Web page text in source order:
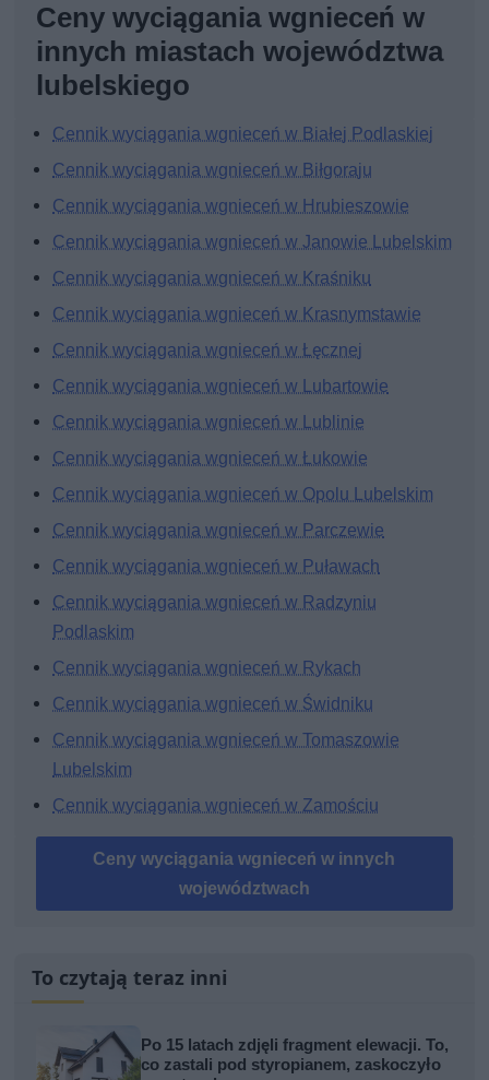
Ceny wyciągania wgnieceń w
innych miastach województwa
lubelskiego
Cennik wyciągania wgnieceń w Białej Podlaskiej
Cennik wyciągania wgnieceń w Biłgoraju
Cennik wyciągania wgnieceń w Hrubieszowie
Cennik wyciągania wgnieceń w Janowie Lubelskim
Cennik wyciągania wgnieceń w Kraśniku
Cennik wyciągania wgnieceń w Krasnymstawie
Cennik wyciągania wgnieceń w Łęcznej
Cennik wyciągania wgnieceń w Lubartowie
Cennik wyciągania wgnieceń w Lublinie
Cennik wyciągania wgnieceń w Łukowie
Cennik wyciągania wgnieceń w Opolu Lubelskim
Cennik wyciągania wgnieceń w Parczewie
Cennik wyciągania wgnieceń w Puławach
Cennik wyciągania wgnieceń w Radzyniu
Podlaskim
Cennik wyciągania wgnieceń w Rykach
Cennik wyciągania wgnieceń w Świdniku
Cennik wyciągania wgnieceń w Tomaszowie
Lubelskim
Cennik wyciągania wgnieceń w Zamościu
Ceny wyciągania wgnieceń w innych
województwach
To czytają teraz inni
Po 15 latach zdjęli fragment elewacji. To,
co zastali pod styropianem, zaskoczyło